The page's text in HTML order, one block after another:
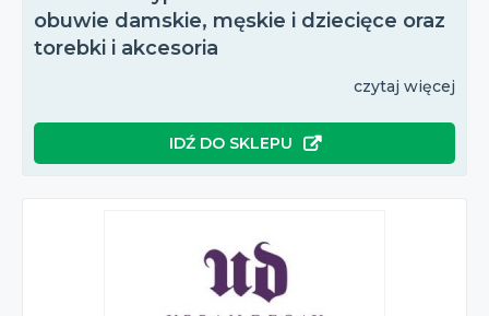
obuwie damskie, męskie i dziecięce oraz
torebki i akcesoria
czytaj więcej
IDŹ DO SKLEPU